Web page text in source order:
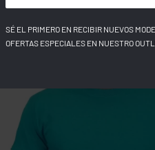
SÉ EL PRIMERO EN RECIBIR NUEVOS
OFERTAS ESPECIALES EN NUESTRO